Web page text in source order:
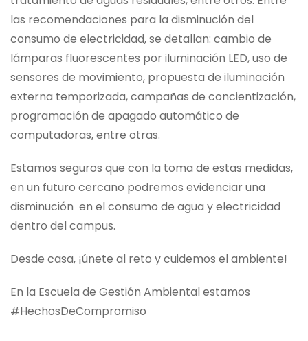
las recomendaciones para la disminución del
consumo de electricidad, se detallan: cambio de
lámparas fluorescentes por iluminación LED, uso de
sensores de movimiento, propuesta de iluminación
externa temporizada, campañas de concientización,
programación de apagado automático de
computadoras, entre otras.
Estamos seguros que con la toma de estas medidas,
en un futuro cercano podremos evidenciar una
disminución en el consumo de agua y electricidad
dentro del campus.
Desde casa, ¡únete al reto y cuidemos el ambiente!
En la Escuela de Gestión Ambiental estamos
#HechosDeCompromiso